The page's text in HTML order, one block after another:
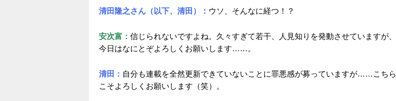
清田隆之さん（以下、清田）： ウソ、そんなに経つ！？
安次富： 信じられないですよね。久々すぎて若干、人見知りを発動させていますが、
今日はなにとぞよろしくお願いします……。
清田： 自分も連載を全然更新できていないことに罪悪感が募っていますが……こちら
こそよろしくお願いします（笑）。